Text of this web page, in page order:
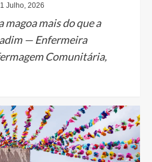
Julho, 2026
mais do que a
— Enfermeira
Comunitária,